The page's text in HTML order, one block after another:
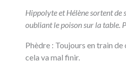
Hippolyte et Hélène sortent de
oubliant le poison sur la table.
Phèdre : Toujours en train de
cela va mal finir.